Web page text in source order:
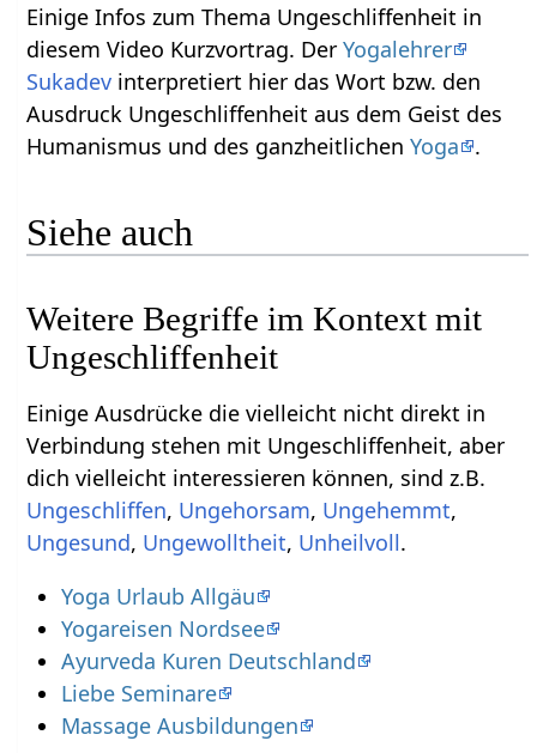
Einige Infos zum Thema Ungeschliffenheit‏‎ in
diesem Video Kurzvortrag. DerYogalehrer
Sukadev interpretiert hier das Wort bzw. den
Ausdruck Ungeschliffenheit‏‎ aus dem Geist des
Humanismus und des ganzheitlichenYoga .
Siehe auch
Weitere Begriffe im Kontext mit
Einige Ausdrücke die vielleicht nicht direkt in
Verbindung stehen mit Ungeschliffenheit‏‎, aber
dich vielleicht interessieren können, sind z.B.
, Ungehorsam,
,
, ,
.
Yoga Urlaub Allgäu
Yogareisen Nordsee
Ayurveda Kuren Deutschland
Liebe Seminare
Massage Ausbildungen